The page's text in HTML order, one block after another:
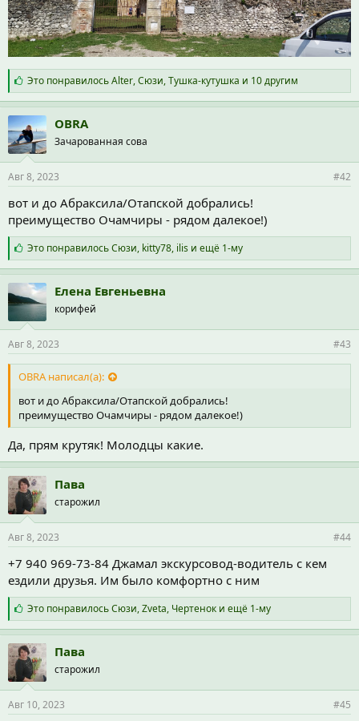
С
и
м
п
а
т
и
и
:
Это понравилосьAlter,Сюзи,Тушка-кутушка и 10 другим
OBRA
Зачарованная сова
Авг 8, 2023 #42
вот и до Абраксила/Отапской добрались!
преимущество Очамчиры - рядом далекое!)
С
и
м
п
а
т
и
и
:
Это понравилосьСюзи, kitty78, ilis и ещё 1-му
Елена Евгеньевна
корифей
Авг 8, 2023 #43
OBRA написал(а):
вот и до Абраксила/Отапской добрались!
преимущество Очамчиры - рядом далекое!)
Да, прям крутяк! Молодцы какие.
Пава
старожил
Авг 8, 2023 #44
+7 940 969-73-84 Джамал экскурсовод-водитель с кем
ездили друзья. Им было комфортно с ним
С
и
м
п
а
т
и
Это понравилосьСюзи,Zveta, Чертеноки ещё 1-му
Пава
старожил
Авг 10, 2023 #45